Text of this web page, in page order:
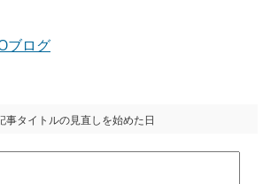
ブログ
事タイトルの見直しを始めた日